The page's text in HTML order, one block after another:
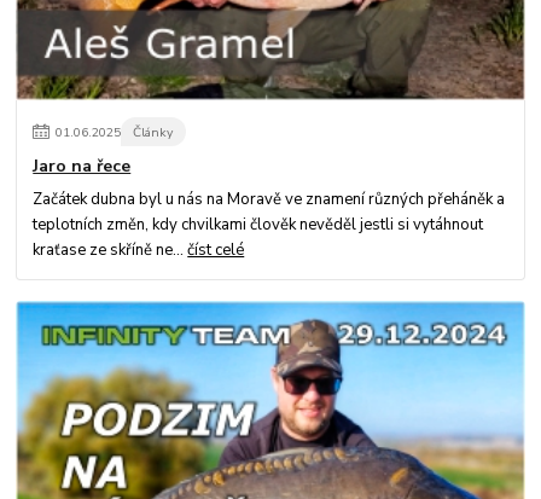
01.06.2025 Články
Jaro na řece
Začátek dubna byl u nás na Moravě ve znamení různých přeháněk a
teplotních změn, kdy chvilkami člověk nevěděl jestli si vytáhnout
kraťase ze skříně ne...číst celé